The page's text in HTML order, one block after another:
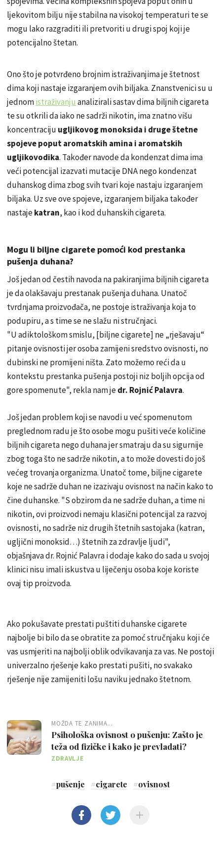
ljekovitom bilju nije stabilna na visokoj temperaturi te se
mogu lako razgraditi ili pretvoriti u drugi spoj koji je
potencijalno štetan.
Ono što je potvrđeno brojnim istraživanjima je štetnost
dima koji nastaje izgaranjem ovih biljaka. Znanstvenici su u
jednomistraživanju analizirali sastav dima biljnih cigareta
te su otkrili da iako ne sadrži nikotin, ima znatno višu
koncentraciju ugljikovog monoksida i druge štetne
spojeve poput aromatskih amina i aromatskih
ugljikovodika. Također navode da kondenzat dima ima
veći potencijal izazvati mutacije DNA nego kondenzat
duhanskog dima zbog svih tvari koje nastaju izgaranjem
biljaka. Uz sve ove spojeve, izgaranjem biljaka također
nastajekatran, kao i kod duhanskih cigareta.
Mogu li biljne cigarete pomoći kod prestanka
pušenja duhana?
Još jedan od čestih navoda na pakiranjima biljnih cigareta
je da olakšavaju prestanak pušenja duhana. Unatoč
tvrdnjama proizvođača, ne postoje istraživanja koja to
podupiru, a s time se ne slažu ni stručnjaci.
"U adiktološkom smislu, [biljne cigarete] ne „rješavaju“
pitanje ovisnosti jer osoba zamijeni sredstvo ovisnosti, no
dubinski ne promijeni ništa. Zato možemo reći da u
kontekstu prestanka pušenja postoji niz boljih opcija od
gore spomenute", rekla nam jedr. Rojnić Palavra.
Još jedan problem koji se navodi u već spomenutom
preglednom radu je što osobe mogu pušiti veće količine
biljnih cigareta nego duhana jer smatraju da su sigurnije
zbog toga što ne sadrže nikotin, a to može dovesti do još
većeg trovanja organizma. Unatoč tome, biljne cigarete
koje ne sadrže duhan ne izazivaju ovisnost na način kako to
čine duhanske. "S obzirom da ne sadrže duhan, a time ni
nikotin, ovi proizvodi nemaju klasični potencijal za razvoj
ovisnosti, no sadrže niz drugih štetnih sastojaka (katran,
ugljični monoksid…) štetnih za zdravlje ljudi",
objašnjava dr. Rojnić Palavra i dodaje kako do sada u svojoj
klinici nisu imali iskustva u liječenju osoba koje koriste
ovaj tip proizvoda.
Ako pokušavate prestati puštiti duhanske cigarete
najbolje bi bilo da se obratite za pomoć stručnjaku koji će
vas usmjeriti na najbolji oblik odvikavanja za vas. Ne postoji
univerzalno rješenje kako prestati pušiti, no svakako
rješenje nije zamijeniti lošu naviku jednako štetnom.
MOŽDA TE ZANIMA...
Psihološka ovisnost o pušenju: Zašto je
teža od fizičke i kako je prevladati?
ZDRAVLJE
#pušenje #cigarete #ovisnost